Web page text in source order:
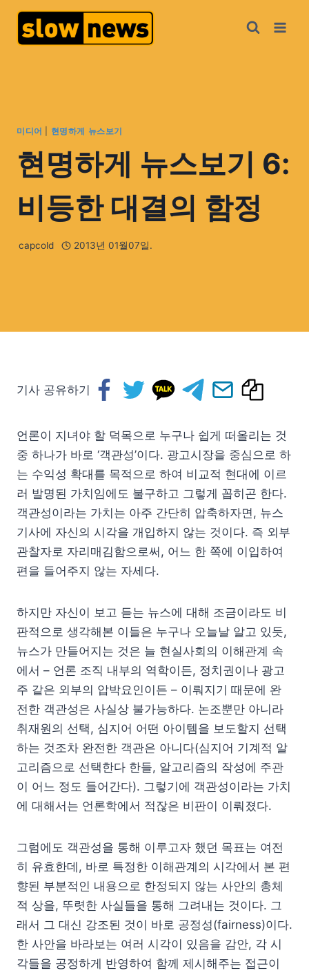
미디어 현명하게 뉴스보기
현명하게 뉴스보기 6:
비등한 대결의 함정
capcold 2013년 01월07일.
기사 공유하기
언론이 지녀야 할 덕목으로 누구나 쉽게 떠올리는 것
중 하나가 바로 ‘객관성’이다. 광고시장을 중심으로 하
는 수익성 확대를 목적으로 하여 비교적 현대에 이르
러 발명된 가치임에도 불구하고 그렇게 꼽히곤 한다.
객관성이라는 가치는 아주 간단히 압축하자면, 뉴스
기사에 자신의 시각을 개입하지 않는 것이다. 즉 외부
관찰자로 자리매김함으로써, 어느 한 쪽에 이입하여
편을 들어주지 않는 자세다.
하지만 자신이 보고 듣는 뉴스에 대해 조금이라도 비
판적으로 생각해본 이들은 누구나 오늘날 알고 있듯,
뉴스가 만들어지는 것은 늘 현실사회의 이해관계 속
에서 – 언론 조직 내부의 역학이든, 정치권이나 광고
주 같은 외부의 압박요인이든 – 이뤄지기 때문에 완
전한 객관성은 사실상 불가능하다. 논조뿐만 아니라
취재원의 선택, 심지어 어떤 아이템을 보도할지 선택
하는 것조차 완전한 객관은 아니다(심지어 기계적 알
고리즘으로 선택한다 한들, 알고리즘의 작성에 주관
이 어느 정도 들어간다). 그렇기에 객관성이라는 가치
에 대해서는 언론학에서 적잖은 비판이 이뤄졌다.
그럼에도 객관성을 통해 이루고자 했던 목표는 여전
히 유효한데, 바로 특정한 이해관계의 시각에서 본 편
향된 부분적인 내용으로 한정되지 않는 사안의 총체
적 상을, 뚜렷한 사실들을 통해 그려내는 것이다. 그
래서 그 대신 강조된 것이 바로 공정성(fairness)이다.
한 사안을 바라보는 여러 시각이 있음을 감안, 각 시
각들을 공정하게 반영하여 함께 제시해주는 접근이